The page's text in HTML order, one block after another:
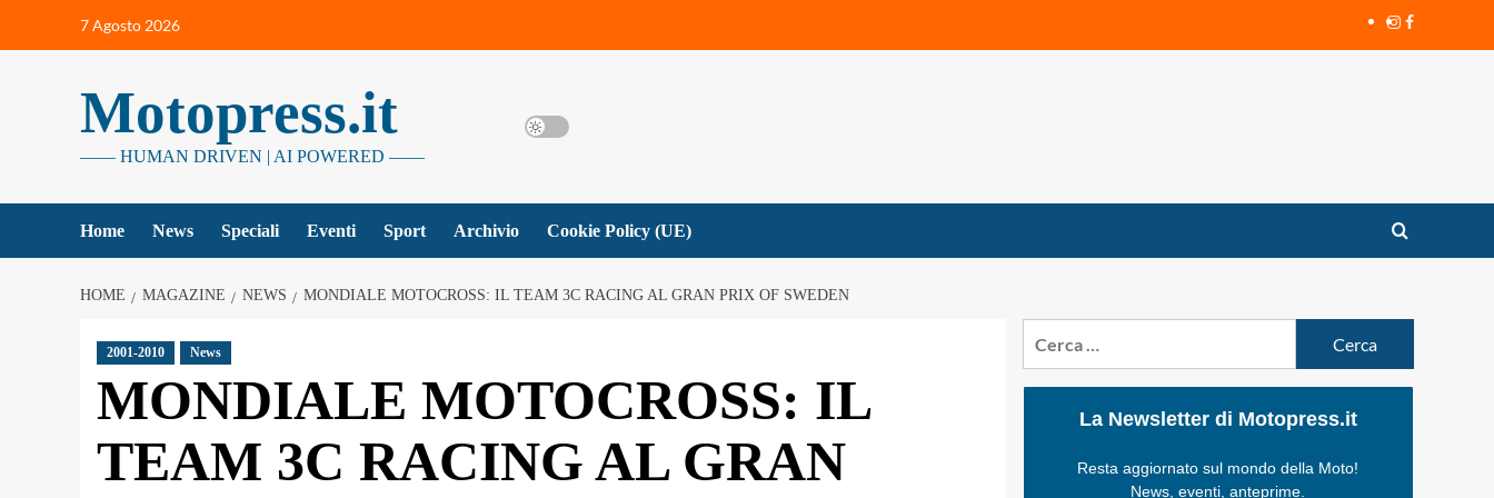
7 Agosto 2026 Instagram
Facebook
Motopress.it
—— HUMAN DRIVEN | AI POWERED ——
Home News Speciali Eventi Sport Archivio Cookie Policy (UE)
HOME MAGAZINE NEWS MONDIALE MOTOCROSS: IL TEAM 3C RACING AL GRAN PRIX OF SWEDEN
2001-2010 News
MONDIALE MOTOCROSS: IL
TEAM 3C RACING AL GRAN
La Newsletter di Motopress.it
Resta aggiornato sul mondo della Moto!
News, eventi, anteprime.